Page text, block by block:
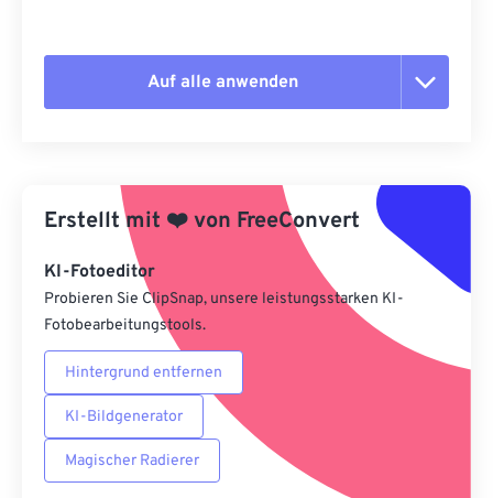
Auf alle anwenden
Aus Vorgabe anwenden
Als Vorgabe speichern
Erstellt mit ❤️von FreeConvert
KI-Fotoeditor
Probieren Sie ClipSnap, unsere leistungsstarken KI-
Fotobearbeitungstools.
Hintergrund entfernen
KI-Bildgenerator
Magischer Radierer